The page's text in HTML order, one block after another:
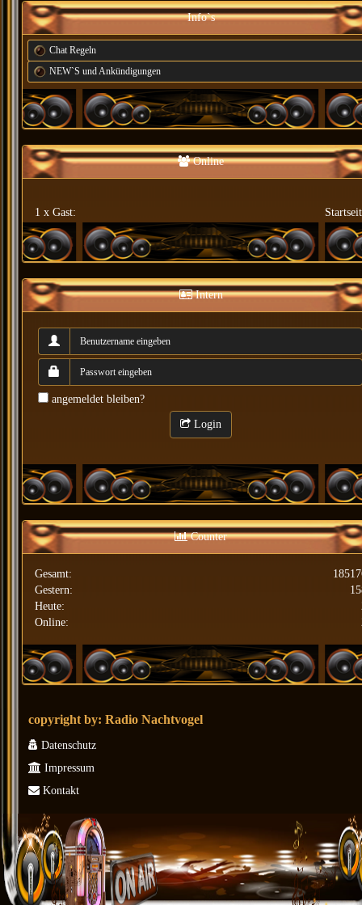
Info`s
Chat Regeln
NEW`S und Ankündigungen
Online
1 x Gast:
Intern
angemeldet bleiben?
Login
Counter
Gesamt:
Gestern:
Heute:
Online:
copyright by: Radio Nachtvogel
Datenschutz
Impressum
Kontakt